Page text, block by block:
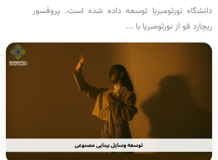
دانشگاه نورثومبریا توسعه داده شده است. پروفسور
ریچارد فو از نورثومبریا با ...